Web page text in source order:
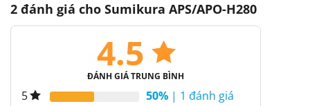
2 đánh giá cho Sumikura APS/APO-H280
4.5
ĐÁNH GIÁ TRUNG BÌNH
5 50%| 1 đánh giá